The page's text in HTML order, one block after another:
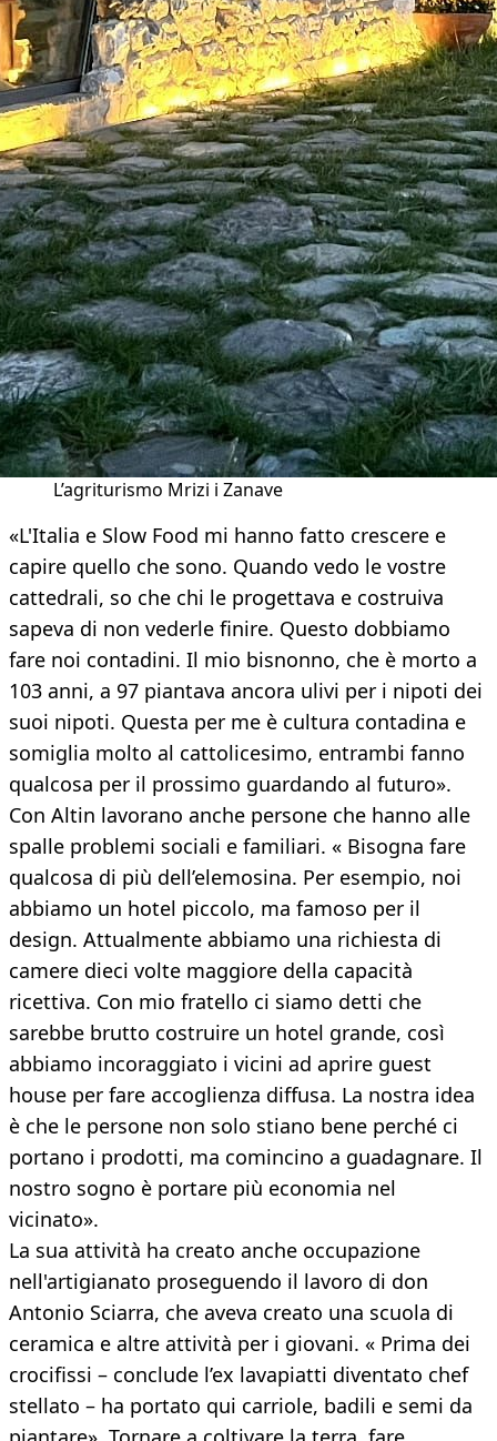
L’agriturismo Mrizi i Zanave
«L'Italia e Slow Food mi hanno fatto crescere e
capire quello che sono. Quando vedo le vostre
cattedrali, so che chi le progettava e costruiva
sapeva di non vederle finire. Questo dobbiamo
fare noi contadini. Il mio bisnonno, che è morto a
103 anni, a 97 piantava ancora ulivi per i nipoti dei
suoi nipoti. Questa per me è cultura contadina e
somiglia molto al cattolicesimo, entrambi fanno
qualcosa per il prossimo guardando al futuro».
Con Altin lavorano anche persone che hanno alle
spalle problemi sociali e familiari. « Bisogna fare
qualcosa di più dell’elemosina. Per esempio, noi
abbiamo un hotel piccolo, ma famoso per il
design. Attualmente abbiamo una richiesta di
camere dieci volte maggiore della capacità
ricettiva. Con mio fratello ci siamo detti che
sarebbe brutto costruire un hotel grande, così
abbiamo incoraggiato i vicini ad aprire guest
house per fare accoglienza diffusa. La nostra idea
è che le persone non solo stiano bene perché ci
portano i prodotti, ma comincino a guadagnare. Il
nostro sogno è portare più economia nel
vicinato».
La sua attività ha creato anche occupazione
nell'artigianato proseguendo il lavoro di don
Antonio Sciarra, che aveva creato una scuola di
ceramica e altre attività per i giovani. « Prima dei
crocifissi – conclude l’ex lavapiatti diventato chef
stellato – ha portato qui carriole, badili e semi da